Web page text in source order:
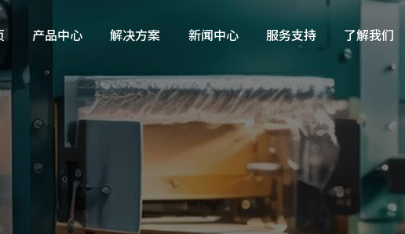
产品中心
灌装包装物流设备
在线测控仪器仪表
信息化解决方案
自动控制系统/仪电工程
解决方案 新闻中心
行业资讯
公司动态
服务支持
产品咨询与服务定制
产品试用
了解我们
企业文化
可持续发展
合作伙伴